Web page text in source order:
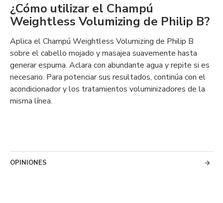
¿Cómo utilizar el Champú
Weightless Volumizing de Philip B?
Aplica el Champú Weightless Volumizing de Philip B
sobre el cabello mojado y masajea suavemente hasta
generar espuma. Aclara con abundante agua y repite si es
necesario. Para potenciar sus resultados, continúa con el
acondicionador y los tratamientos voluminizadores de la
misma línea.
OPINIONES